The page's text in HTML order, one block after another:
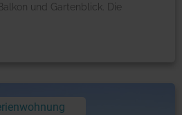
und Gartenblick. Die